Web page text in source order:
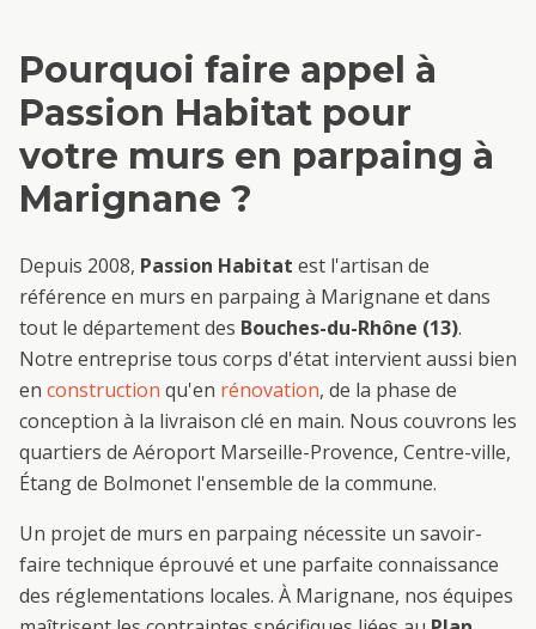
Pourquoi faire appel à
Passion Habitat pour
votre murs en parpaing à
Marignane ?
Depuis 2008, Passion Habitat est l'artisan de
référence en murs en parpaingà Marignane et dans
tout le département des Bouches-du-Rhône (13).
Notre entreprise tous corps d'état intervient aussi bien
en construction qu'en rénovation, de la phase de
conception à la livraison clé en main. Nous couvrons les
quartiers de Aéroport Marseille-Provence, Centre-ville,
Étang de Bolmonet l'ensemble de la commune.
Un projet de murs en parpaing nécessite un savoir-
faire technique éprouvé et une parfaite connaissance
des réglementations locales. À Marignane, nos équipes